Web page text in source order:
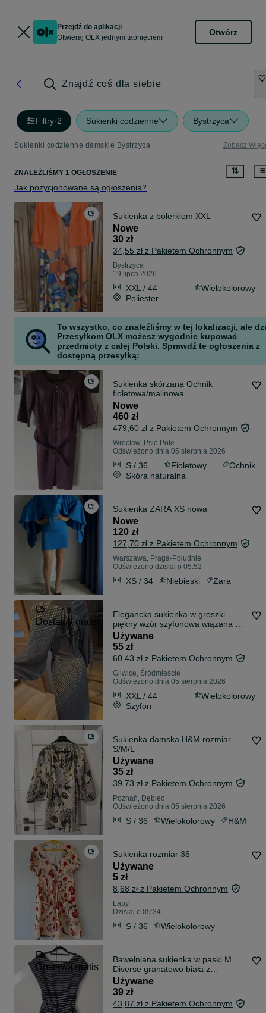
Przejdź do aplikacji
Otwieraj OLX jednym tapnięciem
Otwórz
Znajdź coś dla siebie
Filtry·2 Sukienki codzienne Bystrzyca
Sukienki codzienne damskie Bystrzyca Zobacz
ZNALEŹLIŚMY 1 OGŁOSZENIE
Jak pozycjonowane są ogłoszenia?
Sukienka z bolerkiem XXL
Nowe
30 zł
34,55 zł z Pakietem Ochronnym
Bystrzyca
19 lipca 2026
XXL / 44
Wielokolorowy
Poliester
To wszystko, co znaleźliśmy w tej lokalizacji, ale
Przesyłkom OLX możesz wygodnie kupować
przedmioty z całej Polski. Sprawdź te ogłoszenia z
dostępną przesyłką:
Sukienka skórzana Ochnik
fioletowa/malinowa
Nowe
460 zł
479,60 zł z Pakietem Ochronnym
Wrocław, Psie Pole
Odświeżono dnia 05 sierpnia 2026
S / 36 Fioletowy
Ochnik
Skóra naturalna
Sukienka ZARA XS nowa
Nowe
120 zł
127,70 zł z Pakietem Ochronnym
Warszawa, Praga-Południe
Odświeżono dzisiaj o 05:52
XS / 34 Niebieski Zara
Dostawa gratis
Elegancka sukienka w groszki
piękny wzór szyfonowa wiązana na
plecach efektownia XXL
Używane
55 zł
60,43 zł z Pakietem Ochronnym
Gliwice, Śródmieście
Odświeżono dnia 05 sierpnia 2026
XXL / 44
Wielokolorowy
Szyfon
Sukienka damska H&M rozmiar
S/M/L
Używane
35 zł
39,73 zł z Pakietem Ochronnym
Poznań, Dębiec
Odświeżono dnia 05 sierpnia 2026
S / 36 Wielokolorowy H&M
Sukienka rozmiar 36
Używane
5 zł
8,68 zł z Pakietem Ochronnym
Łapy
Dzisiaj o 05:34
S / 36 Wielokolorowy
Dostawa gratis
Bawełniana sukienka w paski M
Diverse granatowo biała z
kieszeniami na codzień na lato
swobodna dobra jakość
Używane
39 zł
43,87 zł z Pakietem Ochronnym